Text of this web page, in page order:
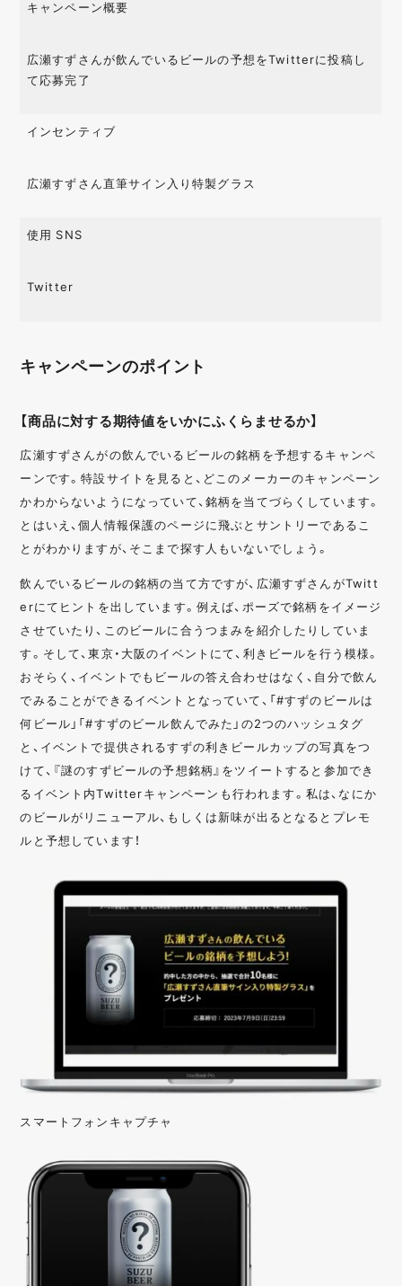
キャンペーン概要
広瀬すずさんが飲んでいるビールの予想をTwitterに投稿し
て応募完了
インセンティブ
広瀬すずさん直筆サイン入り特製グラス
使用 SNS
Twitter
キャンペーンのポイント
【商品に対する期待値をいかにふくらませるか】
広瀬すずさんがの飲んでいるビールの銘柄を予想するキャンペ
ーンです。特設サイトを見ると、どこのメーカーのキャンペーン
かわからないようになっていて、銘柄を当てづらくしています。
とはいえ、個人情報保護のページに飛ぶとサントリーであるこ
とがわかりますが、そこまで探す人もいないでしょう。
飲んでいるビールの銘柄の当て方ですが、広瀬すずさんがTwitt
erにてヒントを出しています。例えば、ポーズで銘柄をイメージ
させていたり、このビールに合うつまみを紹介したりしていま
す。そして、東京・大阪のイベントにて、利きビールを行う模様。
おそらく、イベントでもビールの答え合わせはなく、自分で飲ん
でみることができるイベントとなっていて、「#すずのビールは
何ビール」「#すずのビール飲んでみた」の2つのハッシュタグ
と、イベントで提供されるすずの利きビールカップの写真をつ
けて、『謎のすずビールの予想銘柄』をツイートすると参加でき
るイベント内Twitterキャンペーンも行われます。私は、なにか
のビールがリニューアル、もしくは新味が出るとなるとプレモ
ルと予想しています！
スマートフォンキャプチャ